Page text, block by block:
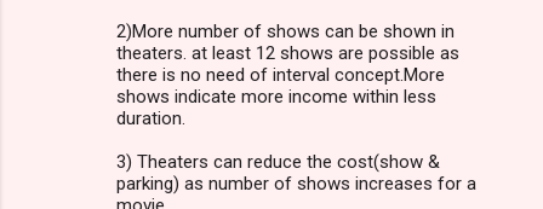
2)More number of shows can be shown in
theaters. at least 12 shows are possible as
there is no need of interval concept.More
shows indicate more income within less
duration.
3) Theaters can reduce the cost(show &
parking) as number of shows increases for a